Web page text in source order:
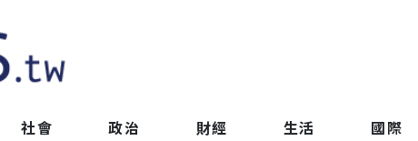
社會 政治 財經 生活 國際